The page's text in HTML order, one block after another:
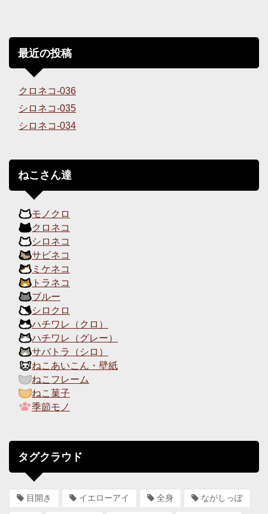
最近の投稿
クロネコ-036
シロネコ-035
シロネコ-034
ねこさん達
モノクロ
クロネコ
シロネコ
サビネコ
ミケネコ
トラネコ
ブルー
シロクロ
ハチワレ（クロ）
ハチワレ（グレー）
サバトラ（シロ）
ねこあいこん・壁紙
ねこフレーム
ねこ菓子
季節モノ
タグクラウド
目開き イエローアイ 全身 ながしっぽ